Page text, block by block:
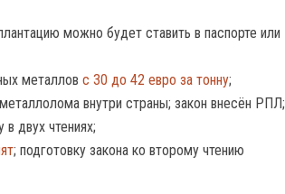
можно будет ставить в паспорте или
металлов с 30 до 42 евро за тонну;
внутри страны; закон внесён РПЛ;
в двух чтениях;
; подготовку закона ко второму чтению